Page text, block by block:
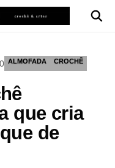
ALMOFADA CROCHÊ
que cria
de